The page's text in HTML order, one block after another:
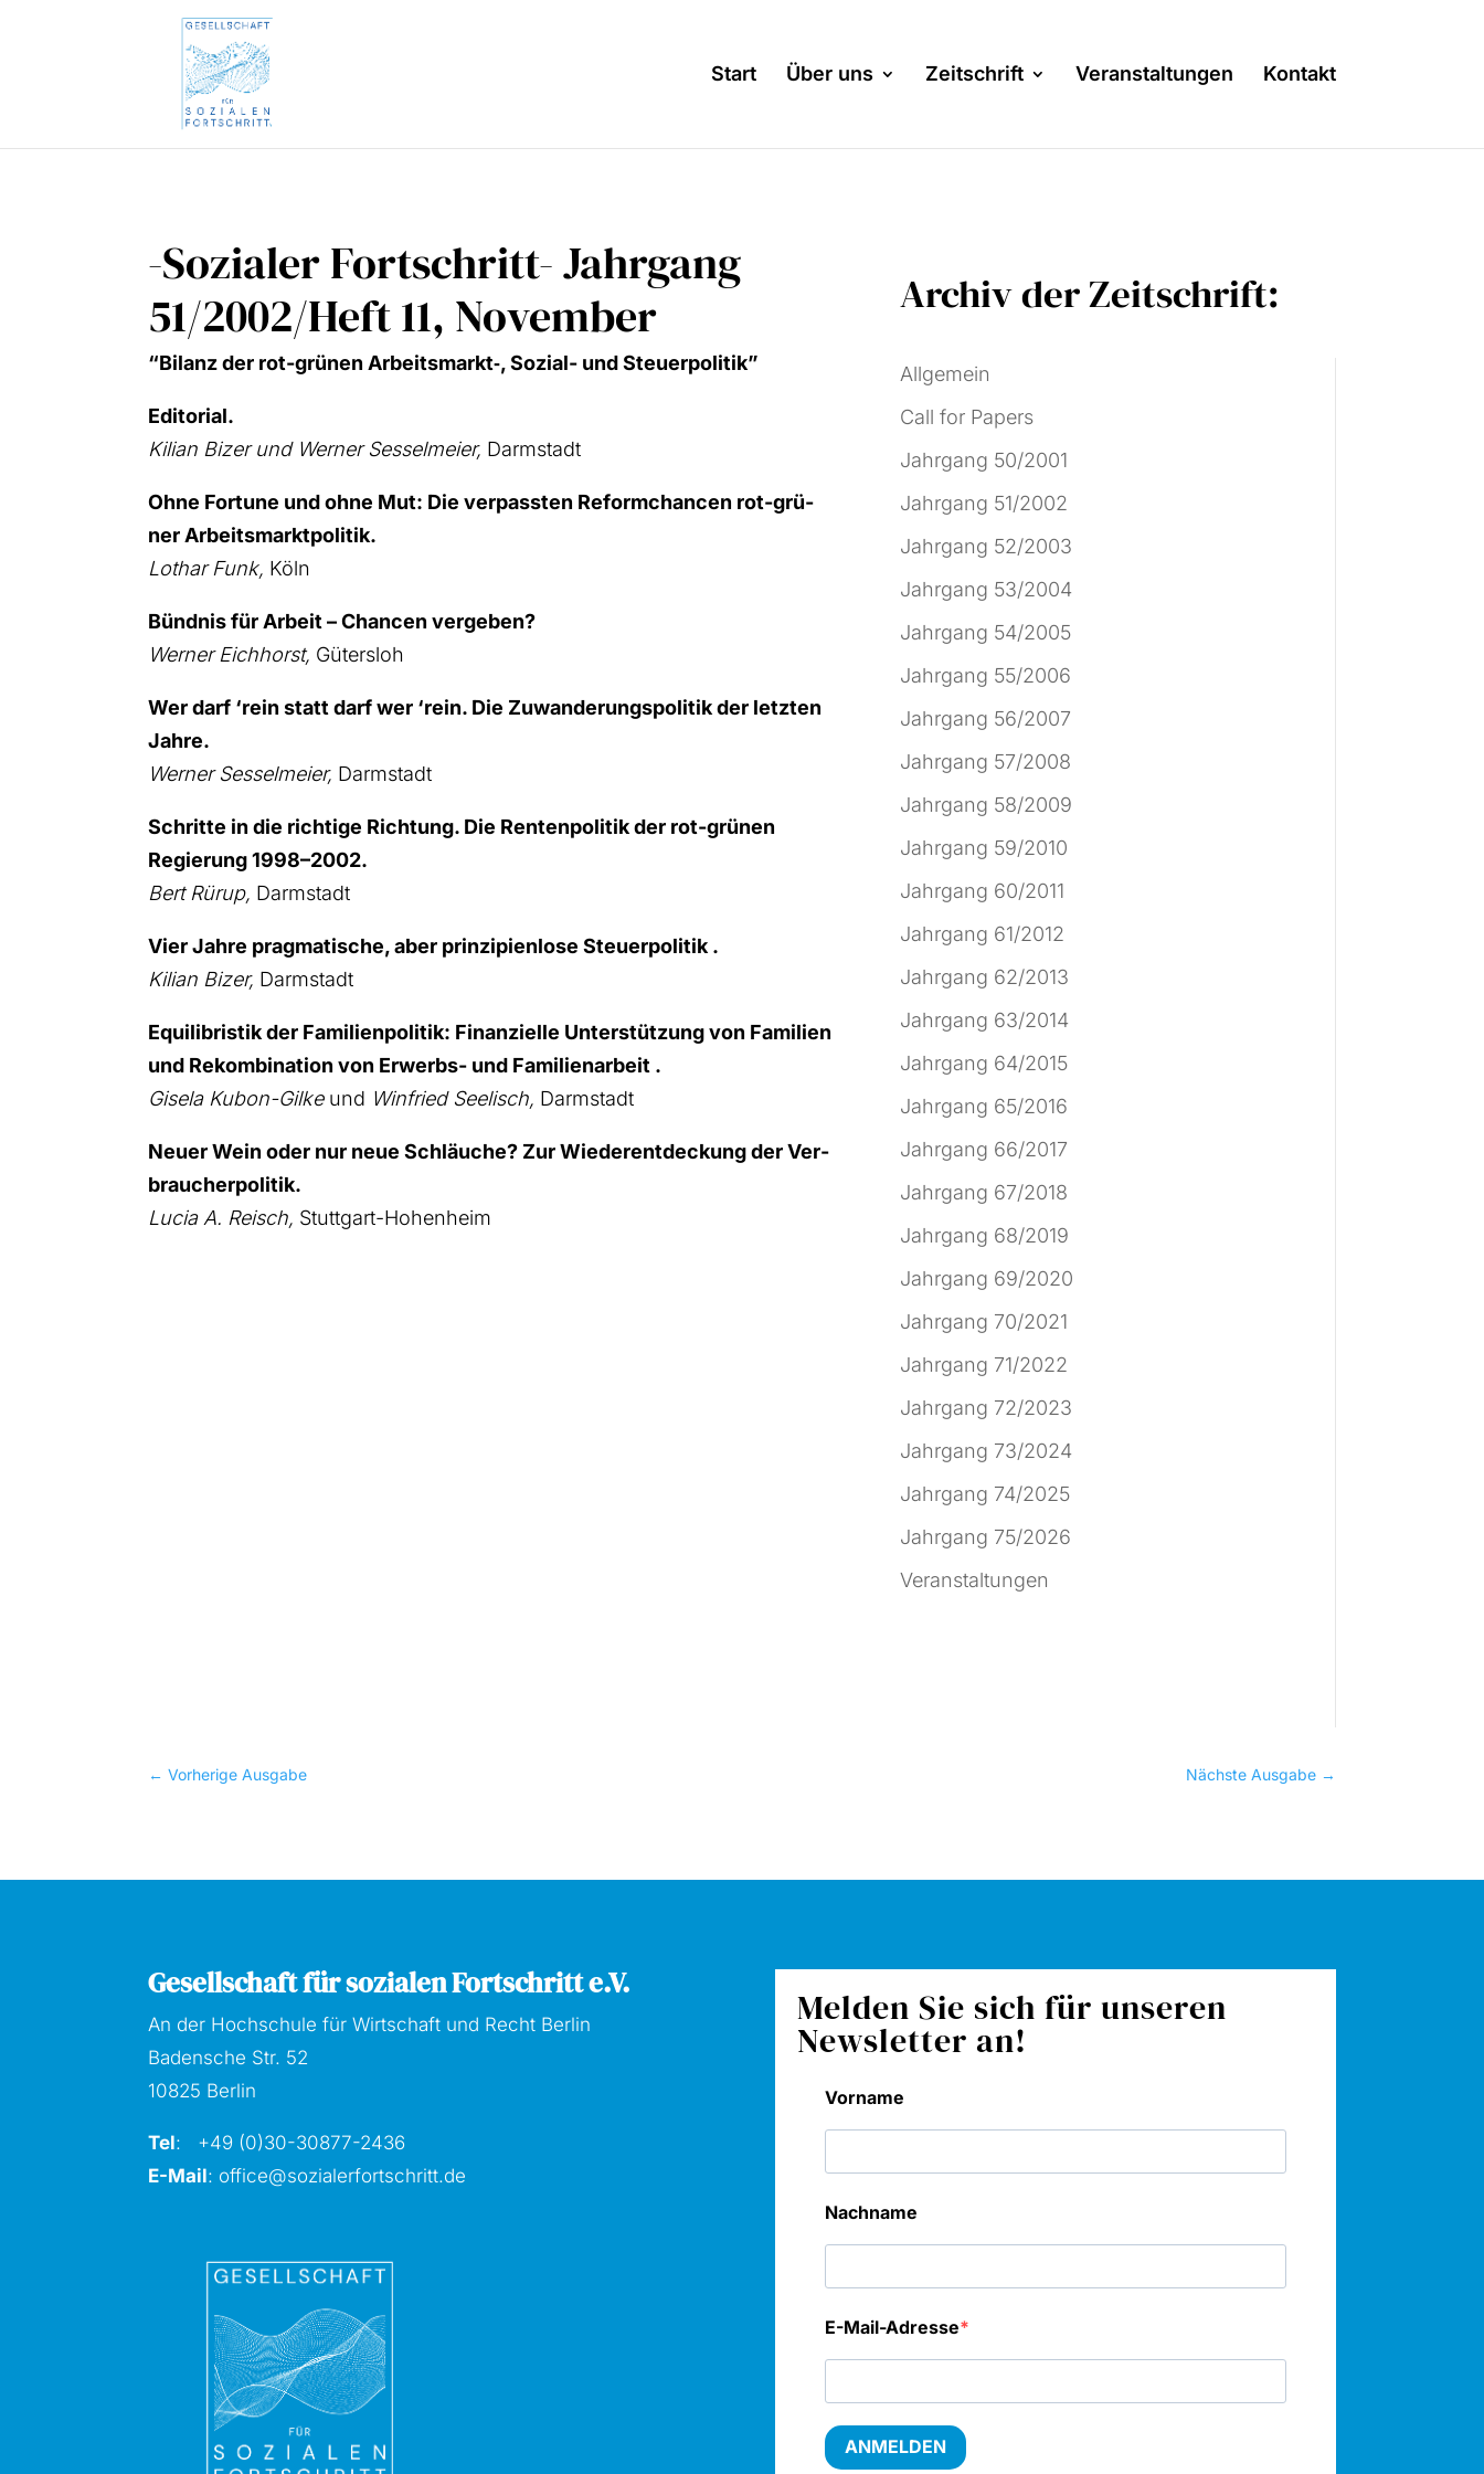
Start Über uns Zeitschrift Veranstaltungen Kontakt
-Sozialer Fortschritt- Jahrgang
51/2002/Heft 11, November
“Bilanz der rot-grü­nen Arbeitsmarkt‑, Sozi­al- und Steu­er­po­li­tik”
Edi­to­ri­al.
Kili­an Bizer und Wer­ner Ses­sel­mei­er, Darm­stadt
Ohne For­tu­ne und ohne Mut: Die ver­pass­ten Reform­chan­cen rot-grü­
ner Arbeits­markt­po­li­tik.
Lothar Funk, Köln
Bünd­nis für Arbeit – Chan­cen ver­ge­ben?
Wer­ner Eich­horst, Güters­loh
Wer darf ‘rein statt darf wer ‘rein. Die Zuwan­de­rungs­po­li­tik der letz­ten
Jah­re.
Wer­ner Ses­sel­mei­er, Darm­stadt
Schrit­te in die rich­ti­ge Rich­tung. Die Ren­ten­po­li­tik der rot-grü­nen
Regie­rung 1998–2002.
Bert Rürup, Darm­stadt
Vier Jah­re prag­ma­ti­sche, aber prin­zi­pi­en­lo­se Steu­er­po­li­tik .
Kili­an Bizer, Darm­stadt
Equi­li­bris­tik der Fami­li­en­po­li­tik: Finan­zi­el­le Unter­stüt­zung von Fami­li­en
und Rekom­bi­na­ti­on von Erwerbs- und Fami­li­en­ar­beit .
Gise­la Kubon-Gil­ke und Win­fried See­lisch, Darm­stadt
Neu­er Wein oder nur neue Schläu­che? Zur Wie­der­ent­de­ckung der Ver­
brau­cher­po­li­tik.
Lucia A. Reisch, Stutt­gart-Hohen­heim
Archiv der Zeitschrift:
Allgemein
Call for Papers
Jahrgang 50/2001
Jahrgang 51/2002
Jahrgang 52/2003
Jahrgang 53/2004
Jahrgang 54/2005
Jahrgang 55/2006
Jahrgang 56/2007
Jahrgang 57/2008
Jahrgang 58/2009
Jahrgang 59/2010
Jahrgang 60/2011
Jahrgang 61/2012
Jahrgang 62/2013
Jahrgang 63/2014
Jahrgang 64/2015
Jahrgang 65/2016
Jahrgang 66/2017
Jahrgang 67/2018
Jahrgang 68/2019
Jahrgang 69/2020
Jahrgang 70/2021
Jahrgang 71/2022
Jahrgang 72/2023
Jahrgang 73/2024
Jahrgang 74/2025
Jahrgang 75/2026
Veranstaltungen
←Vorherige Ausgabe Nächste Ausgabe→
Gesellschaft für sozialen Fortschritt e.V.
An der Hochschule für Wirtschaft und Recht Berlin
Badensche Str. 52
10825 Berlin
Tel: +49 (0)30-30877-2436
E-Mail: office@sozialerfortschritt.de
Melden Sie sich für unseren
Newsletter an!
Vorname
Nachname
E-Mail-Adresse
ANMELDEN